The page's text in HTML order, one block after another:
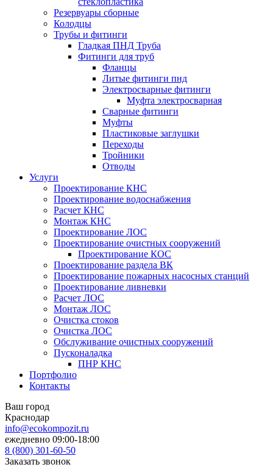
Резервуары сборные
Колодцы
Трубы и фитинги
Гладкая ПНД Труба
Фитинги для труб
Фланцы
Литые фитинги пнд
Электросварные фитинги
Муфта электросварная
Сварные фитинги
Муфты
Пластиковые заглушки
Переходы
Тройники
Отводы
Услуги
Проектирование КНС
Проектирование водоснабжения
Расчет КНС
Монтаж КНС
Проектирование ЛОС
Проектирование очистных сооружений
Проектирование КОС
Проектирование раздела ВК
Проектирование пожарных насосных станций
Проектирование ливневки
Расчет ЛОС
Монтаж ЛОС
Очистка стоков
Очистка ЛОС
Обслуживание очистных сооружений
Пусконаладка
ПНР КНС
Портфолио
Контакты
Ваш город
Краснодар
info@ecokompozit.ru
ежедневно 09:00-18:00
8 (800) 301-60-50
Заказать звонок